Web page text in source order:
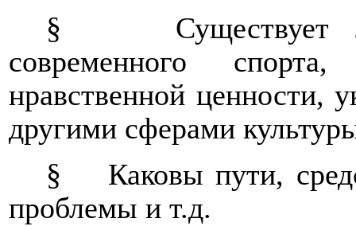
§
Существует
современного
нравственной ценности,
другими сферами
§
Каковы пути,
проблемы и т.д.